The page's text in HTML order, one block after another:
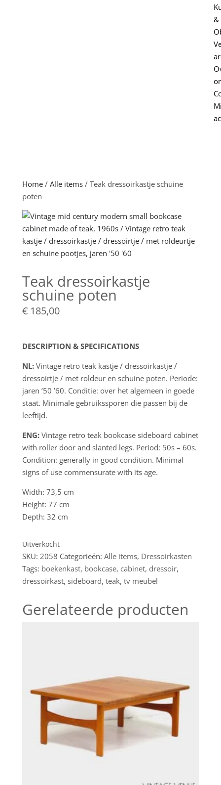
&
Home/ Alle items/ Teak dressoirkastje schuine
poten
Teak dressoirkastje
schuine poten
€185,00
DESCRIPTION & SPECIFICATIONS
NL:Vintage retro teak kastje / dressoirkastje /
dressoirtje / met roldeur en schuine poten. Periode:
jaren ’50 ’60. Conditie: over het algemeen in goede
staat. Minimale gebruikssporen die passen bij de
leeftijd.
ENG: Vintage retro teak bookcase sideboard cabinet
with roller door and slanted legs. Period: 50s – 60s.
Condition: generally in good condition. Minimal
signs of use commensurate with its age.
Width: 73,5 cm
Height: 77 cm
Depth: 32 cm
Uitverkocht
SKU: 2058 Categorieën: Alle items, Dressoirkasten
Tags: boekenkast, bookcase, cabinet, dressoir,
dressoirkast, sideboard, teak, tv meubel
Gerelateerde producten